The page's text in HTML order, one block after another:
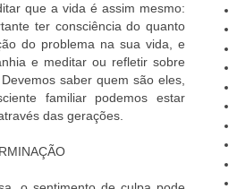
que a vida é assim mesmo:
ter consciência do quanto
do problema na sua vida, e
e meditar ou refletir sobre
saber quem são eles,
familiar podemos estar
das gerações.